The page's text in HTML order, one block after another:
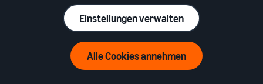
500.000 €
750 €
Taxa lunară pentru nivel Plus
+
Einstellungen verwalten
Alle Cookies annehmen